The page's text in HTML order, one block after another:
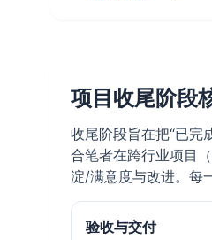
项目收尾阶段
收尾阶段旨在把“已完
合笔者在跨行业项目
淀/满意度与改进。每
验收与交付